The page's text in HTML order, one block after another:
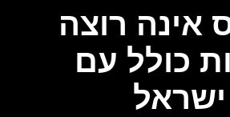
אינה רוצה
כולל עם
ישראל